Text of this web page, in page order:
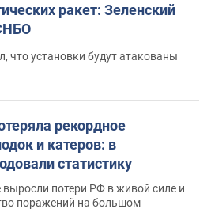
ракет: Зеленский
что установки будут атакованы
рекордное
и катеров: в
статистику
потери РФ в живой силе и
поражений на большом